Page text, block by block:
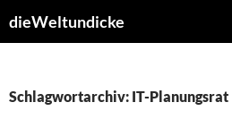
Inhalt
dieWeltundicke
Schlagwortarchiv: IT-Planungsrat